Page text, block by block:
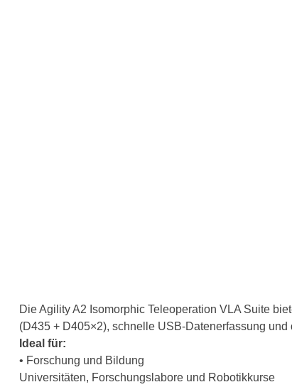
Die Agility A2 Isomorphic Teleoperation VLA Suite
(D435 + D405×2), schnelle USB-Datenerfassung
Ideal für:
• Forschung und Bildung
Universitäten, Forschungslabore und Robotikkurse